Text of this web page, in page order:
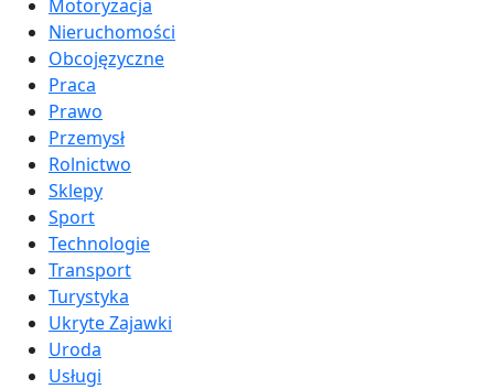
Motoryzacja
Nieruchomości
Obcojęzyczne
Praca
Prawo
Przemysł
Rolnictwo
Sklepy
Sport
Technologie
Transport
Turystyka
Ukryte Zajawki
Uroda
Usługi